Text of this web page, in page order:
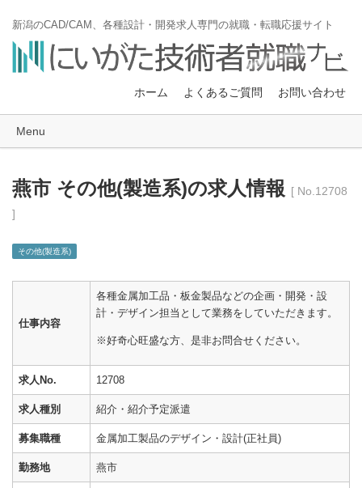
新潟のCAD/CAM、各種設計・開発求人専門の就職・転職応援サイト
ホーム よくあるご質問 お問い合わせ
Menu
燕市 その他(製造系)の求人情報
[ No.12708
]
その他(製造系)
仕事内容
各種金属加工品・板金製品などの企画・開発・設
計・デザイン担当として業務をしていただきます。
※好奇心旺盛な方、是非お問合せください。
求人No. 12708
求人種別 紹介・紹介予定派遣
募集職種 金属加工製品のデザイン・設計(正社員)
勤務地 燕市